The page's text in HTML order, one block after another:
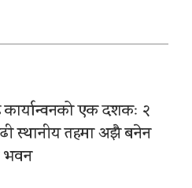
कार्यान्वनको एक दशकः २
स्थानीय तहमा अझै बनेन
भवन